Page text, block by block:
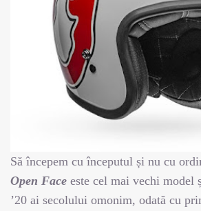
Să începem cu începutul și nu cu
Open Face este cel mai vechi model
’20 ai secolului omonim, odată cu